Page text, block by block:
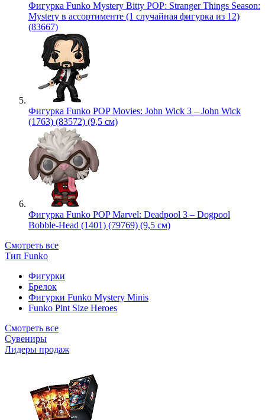
Фигурка Funko Mystery Bitty POP: Stranger Things Season:
Mystery в ассортименте (1 случайная фигурка из 12)
(83667)
Фигурка Funko POP Movies: John Wick 3 – John Wick
(1763) (83572) (9,5 см)
Фигурка Funko POP Marvel: Deadpool 3 – Dogpool
Bobble-Head (1401) (79769) (9,5 см)
Смотреть все
Тип Funko
Фигурки
Брелок
Фигурки Funko Mystery Minis
Funko Pint Size Heroes
Смотреть все
Сувениры
Лидеры продаж